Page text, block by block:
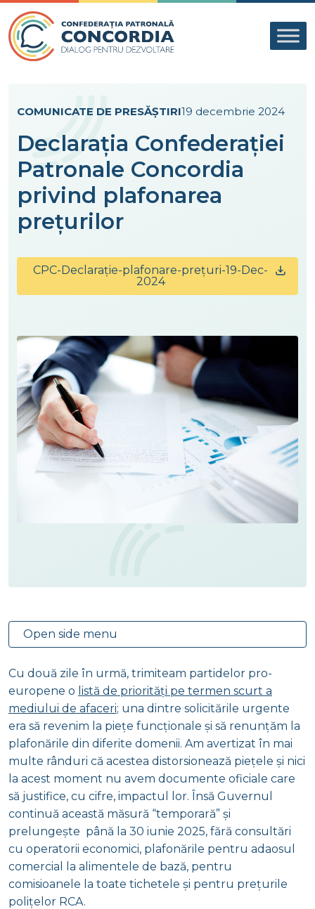
Skip to content
COMUNICATE DE PRESĂȘTIRI19 decembrie 2024
Declarația Confederației
Patronale Concordia
privind plafonarea
prețurilor
CPC-Declarație-plafonare-prețuri-19-Dec-
2024
Cu două zile în urmă, trimiteam partidelor pro-
europene o listă de priorități pe termen scurt a
mediului de afaceri; una dintre solicitările urgente
era să revenim la piețe funcționale și să renunțăm la
plafonările din diferite domenii. Am avertizat în mai
multe rânduri că acestea distorsionează piețele și nici
la acest moment nu avem documente oficiale care
să justifice, cu cifre, impactul lor. Însă Guvernul
continuă această măsură “temporară” și
prelungește până la 30 iunie 2025, fără consultări
cu operatorii economici, plafonările pentru adaosul
comercial la alimentele de bază, pentru
comisioanele la toate tichetele și pentru prețurile
polițelor RCA.
Open side menu